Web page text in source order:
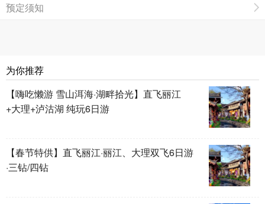
预定须知
为你推荐
【嗨吃懒游 雪山洱海·湖畔拾光】直飞丽江
+大理+泸沽湖 纯玩6日游
【春节特供】直飞丽江·丽江、大理双飞6日游
·三钻/四钻